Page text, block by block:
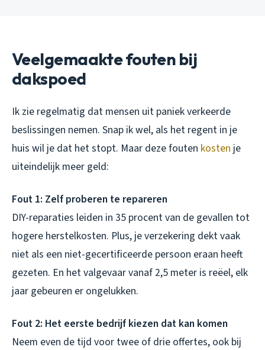
Veelgemaakte fouten bij
dakspoed
Ik zie regelmatig dat mensen uit paniek verkeerde
beslissingen nemen. Snap ik wel, als het regent in je
huis wil je dat het stopt. Maar deze fouten kosten je
uiteindelijk meer geld:
Fout 1: Zelf proberen te repareren
DIY-reparaties leiden in 35 procent van de gevallen tot
hogere herstelkosten. Plus, je verzekering dekt vaak
niet als een niet-gecertificeerde persoon eraan heeft
gezeten. En het valgevaar vanaf 2,5 meter is reëel, elk
jaar gebeuren er ongelukken.
Fout 2: Het eerste bedrijf kiezen dat kan komen
Neem even de tijd voor twee of drie offertes, ook bij